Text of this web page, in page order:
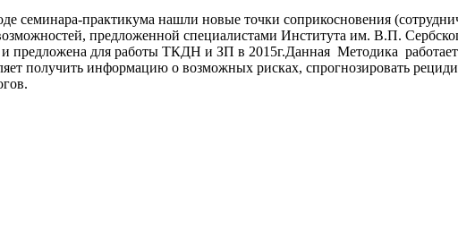
семинара-практикума нашли новые точки соприкосновения
предложенной специалистами Института им. В.П.
предложена для работы ТКДН и ЗП в 2015г.Данная Методика
получить информацию о возможных рисках, спрогнозировать